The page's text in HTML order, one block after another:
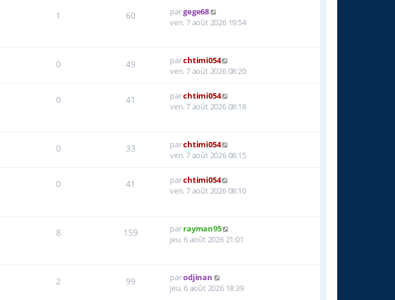
1 60 pargege68
ven. 7 août 2026 19:54
0 49 parchtimi054
ven. 7 août 2026 08:20
0 41 parchtimi054
ven. 7 août 2026 08:18
0 33 parchtimi054
ven. 7 août 2026 08:15
0 41 parchtimi054
ven. 7 août 2026 08:10
8 159 parrayman95
jeu. 6 août 2026 21:01
2 99 parodjinan
jeu. 6 août 2026 18:39